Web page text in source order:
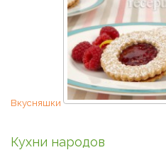
Вкусняшки
Кухни народов